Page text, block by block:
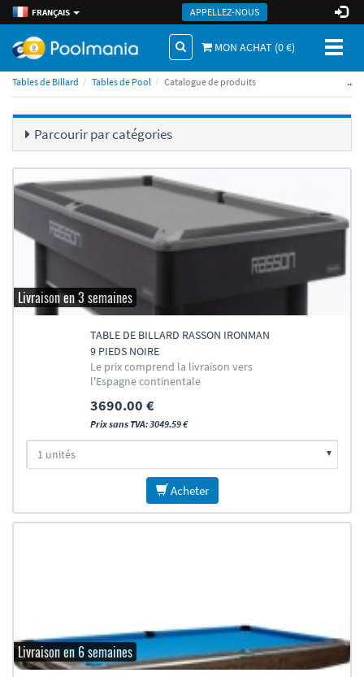
FRANÇAIS APPELLEZ-NOUS
MON ACHAT (0€)
Tables de Billard Tables de Pool Catalogue de produits ..
Parcourir par catégories
Livraison en 3 semaines
TABLE DE BILLARD RASSON IRONMAN
9 PIEDS NOIRE
Le prix comprend la livraison vers
l'Espagne continentale
3690.00 €
Prix sans TVA: 3049.59 €
Acheter
Livraison en 6 semaines